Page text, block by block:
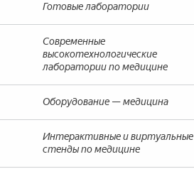
Готовые лаборатории
Современные
высокотехнологические
лаборатории по медицине
Оборудование — медицина
Интерактивные и виртуальные
стенды по медицине